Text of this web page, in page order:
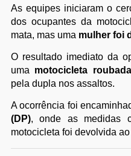
As equipes iniciaram o
dos ocupantes da
mata, mas uma mulher foi
O resultado imediato da
uma motocicleta roubada
pela dupla nos assaltos.
A ocorrência foi
(DP), onde as medidas
motocicleta foi devolvida